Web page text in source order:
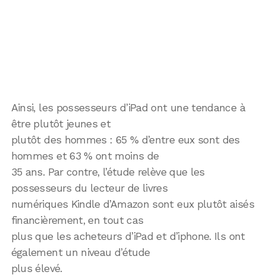
Ainsi, les possesseurs d’iPad ont une tendance à
être plutôt jeunes et
plutôt des hommes : 65 % d’entre eux sont des
hommes et 63 % ont moins de
35 ans. Par contre, l’étude relève que les
possesseurs du lecteur de livres
numériques Kindle d’Amazon sont eux plutôt aisés
financièrement, en tout cas
plus que les acheteurs d’iPad et d’iphone. Ils ont
également un niveau d’étude
plus élevé.